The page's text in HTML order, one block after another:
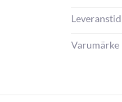
Leveranstid
Varumärke